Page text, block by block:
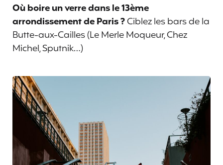
Où boire un verre dans le 13ème
arrondissement de Paris ?Ciblez les bars de la
Butte-aux-Cailles (Le Merle Moqueur, Chez
Michel, Sputnik…)